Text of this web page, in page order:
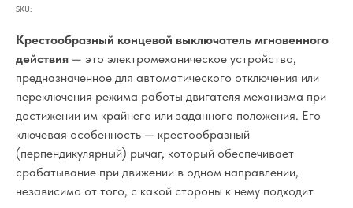
SKU:
Крестообразный концевой выключатель мгновенного
действия — это электромеханическое устройство,
предназначенное для автоматического отключения или
переключения режима работы двигателя механизма при
достижении им крайнего или заданного положения. Его
ключевая особенность — крестообразный
(перпендикулярный) рычаг, который обеспечивает
срабатывание при движении в одном направлении,
независимо от того, с какой стороны к нему подходит